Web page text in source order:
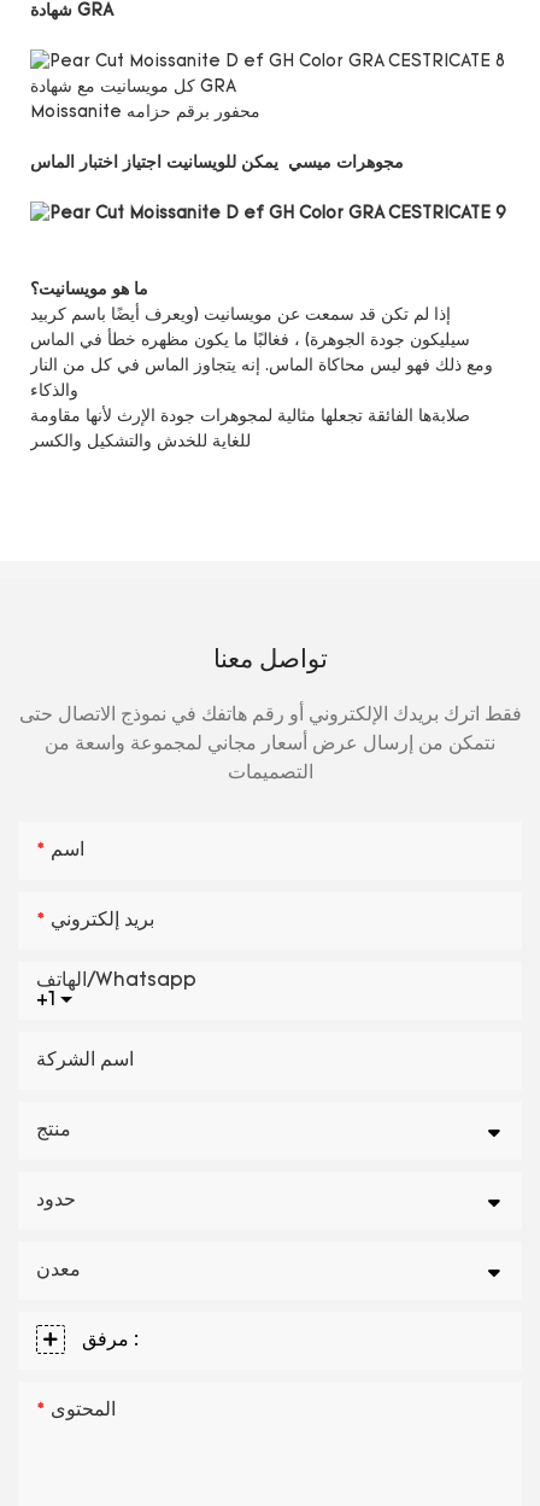
شهادة GRA
كل مويسانيت مع شهادة GRA
Moissanite محفور برقم حزامه
مجوهرات ميسي يمكن للويسانيت اجتياز اختبار الماس
ما هو مويسانيت؟
إذا لم تكن قد سمعت عن مويسانيت (ويعرف أيضًا باسم كربيد
ومع ذلك فهو ليس محاكاة الماس. إنه يتجاوز الماس في كل من النار
صلابةها الفائقة تجعلها مثالية لمجوهرات جودة الإرث لأنها مقاومة
تواصل معنا
فقط اترك بريدك الإلكتروني أو رقم هاتفك في نموذج الاتصال حتى
نتمكن من إرسال عرض أسعار مجاني لمجموعة واسعة من
التصميمات
اسم
بريد إلكتروني
+1
الهاتف/whatsapp
اسم الشركة
منتج
حدود
معدن
مرفق :
المحتوى